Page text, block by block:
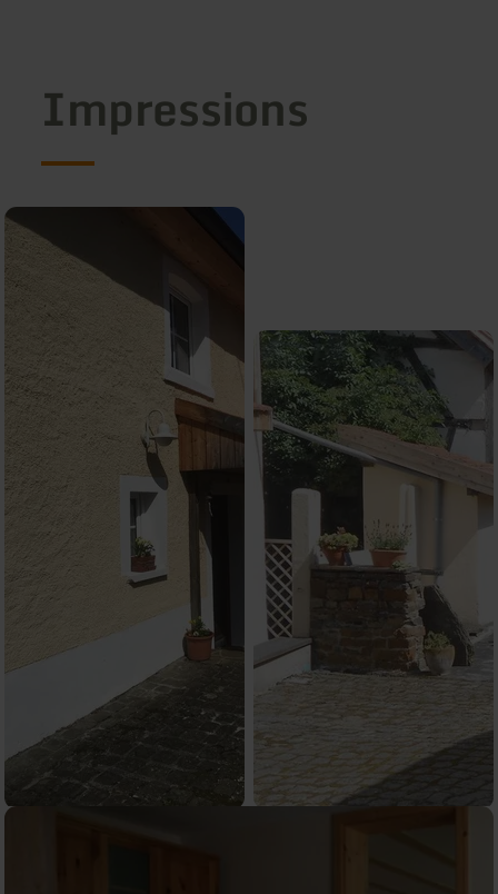
Impressions